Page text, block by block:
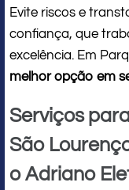
Evite riscos e
confiança, que
excelência. Em
melhor opção em
Serviços
São
o Adriano